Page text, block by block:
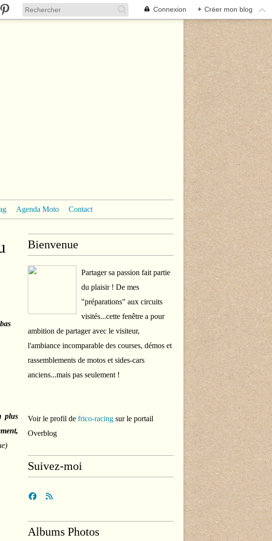
Connexion + Créer mon blog
Agenda Moto Contact
plus
Bienvenue
Partager sa passion fait partie
du plaisir ! De mes
"préparations" aux circuits
visités...cette fenêtre a pour
ambition de partager avec le visiteur,
l'ambiance incomparable des courses, démos et
rassemblements de motos et sides-cars
anciens...mais pas seulement !
Voir le profil de frico-racing sur le portail
Overblog
Suivez-moi
Albums Photos